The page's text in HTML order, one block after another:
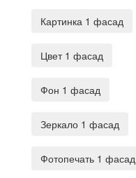
Картинка 1 фасад
Цвет 1 фасад
Фон 1 фасад
Зеркало 1 фасад
Фотопечать 1 фасад